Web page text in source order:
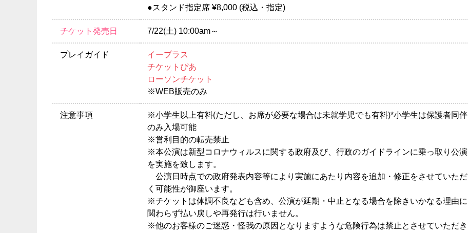
●スタンド指定席 ¥8,000 (税込・指定)
チケット発売日 7/22(土) 10:00am～
プレイガイド
イープラス
チケットぴあ
ローソンチケット
※WEB販売のみ
注意事項
※小学生以上有料(ただし、お席が必要な場合は未就学児でも有料)*小学生は保護者同伴
のみ入場可能
※営利目的の転売禁止
※本公演は新型コロナウィルスに関する政府及び、行政のガイドラインに乗っ取り公演
を実施を致します。
公演日時点での政府発表内容等により実施にあたり内容を追加・修正をさせていただ
く可能性が御座います。
※チケットは体調不良なども含め、公演が延期・中止となる場合を除きいかなる理由に
関わらず払い戻しや再発行は行いません。
※他のお客様のご迷惑・怪我の原因となりますような危険行為は禁止とさせていただき